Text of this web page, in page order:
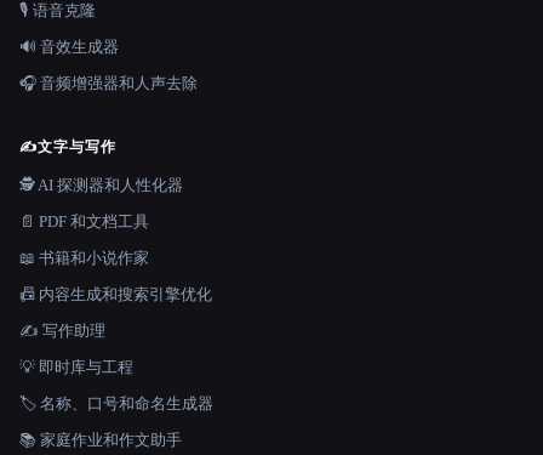
🎙️ 语音克隆
🔊 音效生成器
🎧 音频增强器和人声去除
✍️文字与写作
🕵️ AI 探测器和人性化器
📄 PDF 和文档工具
📖 书籍和小说作家
📠 内容生成和搜索引擎优化
✍️ 写作助理
💡 即时库与工程
🏷️ 名称、口号和命名生成器
📚 家庭作业和作文助手